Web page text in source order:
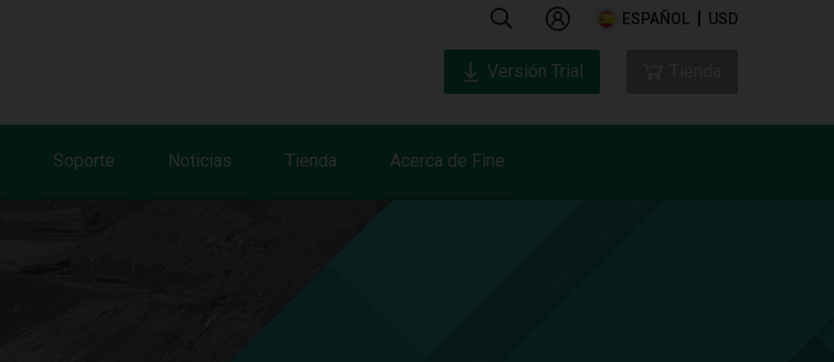
ESPAÑOL USD
Soporte Noticias Tienda Acerca de Fine
Versión Trial